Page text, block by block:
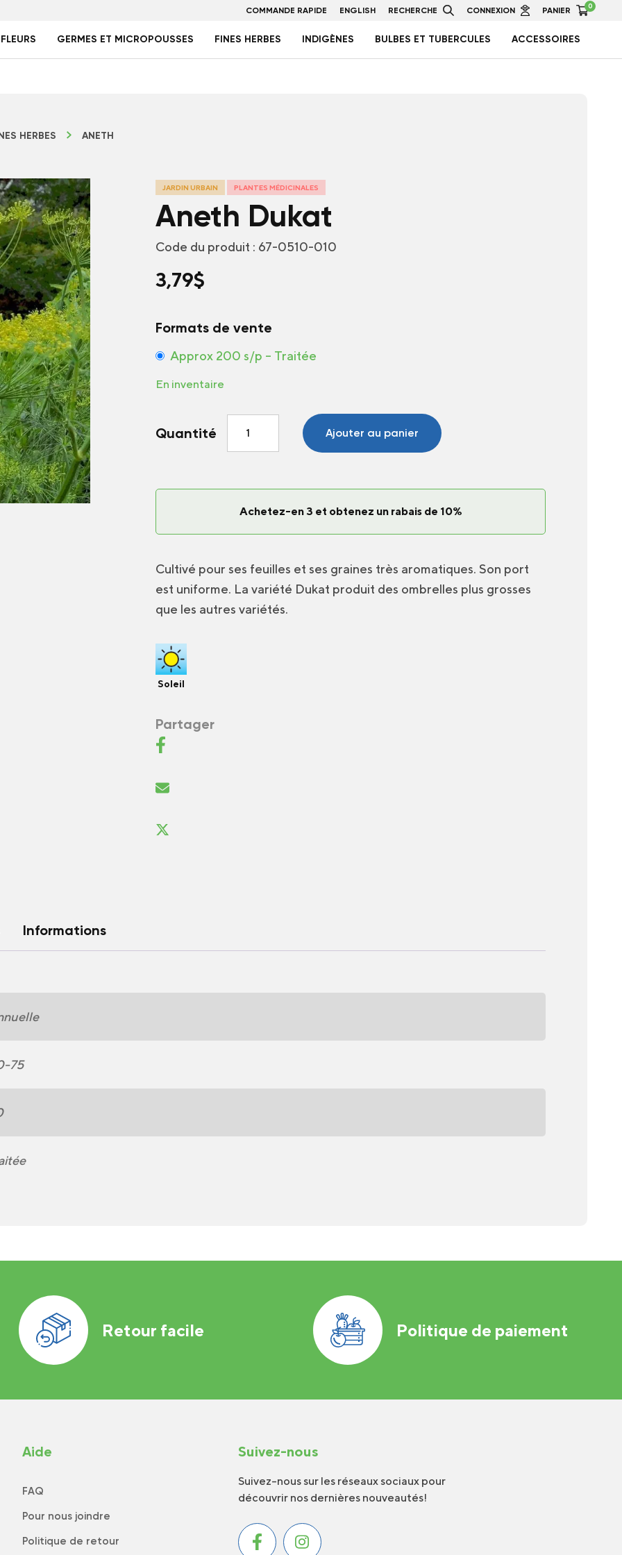
COMMANDE RAPIDE ENGLISH RECHERCHE CONNEXION PANIER 0
FLEURS GERMES ET MICROPOUSSES FINES HERBES INDIGÈNES BULBES ET TUBERCULES ACCESSOIRES
HERBES ANETH
JARDIN URBAIN PLANTES MÉDICINALES
Aneth Dukat
Code du produit : 67-0510-010
3,79$
Formats de vente
Approx 200 s/p – Traitée
En inventaire
Quantité
Aneth
Ajouter au panier
Achetez-en 3 et obtenez un rabais de 10%
Cultivé pour ses feuilles et ses graines très aromatiques. Son port
est uniforme. La variété Dukat produit des ombrelles plus grosses
que les autres variétés.
Soleil
Partager
Informations
75
Retour facile Politique de paiement
Aide
FAQ
Pour nous joindre
Politique de retour
Suivez-nous
Suivez-nous sur les réseaux sociaux pour
découvrir nos dernières nouveautés!